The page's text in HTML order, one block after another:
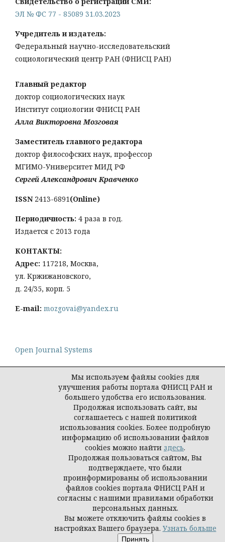
ЭЛ № ФС 77 - 85089 31.03.2023
Учредитель и издатель:
Федеральный научно-исследовательский
социологический центр РАН (ФНИСЦ РАН)
Главный редактор
доктор социологических наук
Институт социологии ФНИСЦ РАН
Алла Викторовна Мозговая
Заместитель главного редактора
доктор философских наук, профессор
МГИМО-Университет МИД РФ
Сергей Александрович Кравченко
ISSN 2413-6891(Online)
Периодичность: 4 раза в год.
Издается с 2013 года
КОНТАКТЫ:
Адрес: 117218, Москва,
ул. Кржижановского,
д. 24/35, корп. 5
E-mail: mozgovai@yandex.ru
Open Journal Systems
Политика конфиденциальности персональных
© Социологическая наука и социальная практика,
Мы используем файлы cookies для
улучшения работы портала ФНИСЦ РАН и
большего удобства его использования.
Продолжая использовать сайт, вы
соглашаетесь с нашей политикой
использования cookies. Более подробную
информацию об использовании файлов
cookies можно найти здесь.
Продолжая пользоваться сайтом, Вы
подтверждаете, что были
проинформированы об использовании
файлов cookies портала ФНИСЦ РАН и
согласны с нашими правилами обработки
персональных данных.
Вы можете отключить файлы cookies в
настройках Вашего браузера. Узнать больше
Принять